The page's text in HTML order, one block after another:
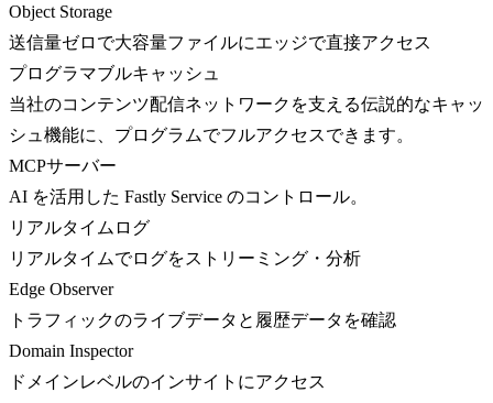
Object Storage
送信量ゼロで大容量ファイルにエッジで直接アクセス
プログラマブルキャッシュ
当社のコンテンツ配信ネットワークを支える伝説的なキャッ
シュ機能に、プログラムでフルアクセスできます。
MCPサーバー
AI を活用した Fastly Service のコントロール。
リアルタイムログ
リアルタイムでログをストリーミング・分析
Edge Observer
トラフィックのライブデータと履歴データを確認
Domain Inspector
ドメインレベルのインサイトにアクセス